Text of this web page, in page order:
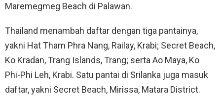
Maremegmeg Beach di Palawan.
Thailand menambah daftar dengan tiga pantainya,
yakni Hat Tham Phra Nang, Railay, Krabi; Secret Beach,
Ko Kradan, Trang Islands, Trang; serta Ao Maya, Ko
Phi-Phi Leh, Krabi. Satu pantai di Srilanka juga masuk
daftar, yakni Secret Beach, Mirissa, Matara District.